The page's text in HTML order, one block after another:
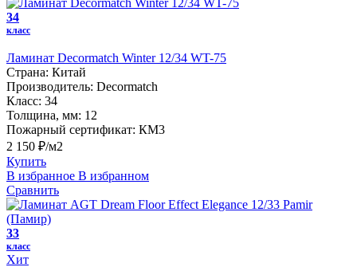
34
класс
Ламинат Decormatch Winter 12/34 WT-75
Страна: Китай
Производитель: Decormatch
Класс: 34
Толщина, мм: 12
Пожарный сертификат: КМ3
2 150 ₽/м2
Купить
В избранное В избранном
Сравнить
33
класс
Хит